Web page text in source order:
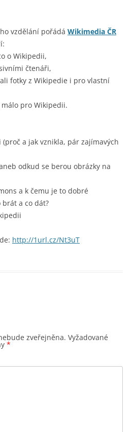
vzdělání pořádá Wikimedia ČR
o Wikipedii,
čtenáři,
fotky z Wikipedie i pro vlastní
pro Wikipedii.
a jak vznikla, pár zajímavých
odkud se berou obrázky na
a k čemu je to dobré
brát a co dát?
http://1url.cz/Nt3uT
zveřejněna. Vyžadované
*